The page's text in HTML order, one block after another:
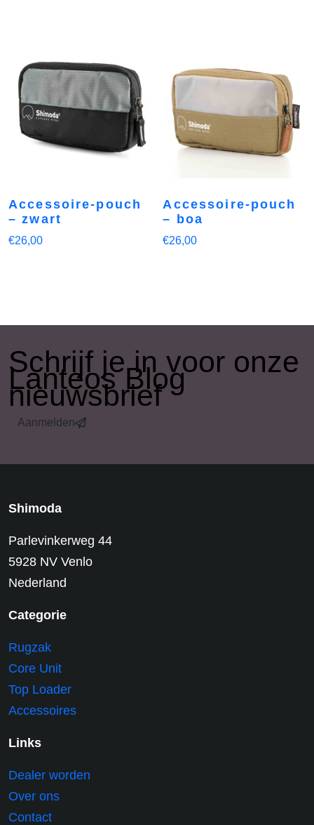
Accessoire-pouch
– zwart
€26,00
Accessoire-pouch
– boa
€26,00
​Schrijf je in voor onze
Lanteos Blog
nieuwsbrief
Aanmelden
Shimoda
Parlevinkerweg 44
5928 NV Venlo
Nederland
Categorie
Rugzak
Core Unit
Top Loader
Accessoires
Links
Dealer worden
Over ons
Contact